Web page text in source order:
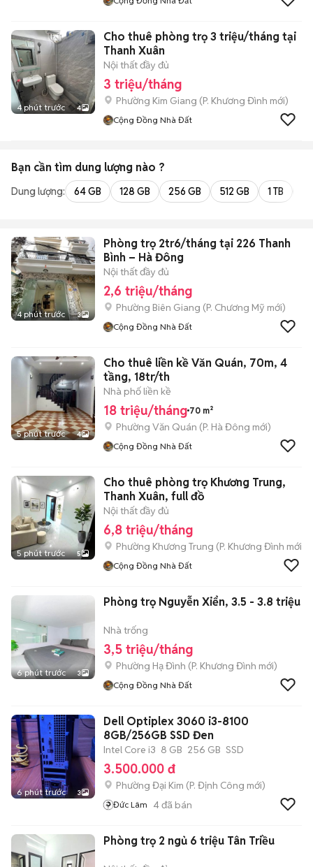
4 phút trước 4
Cho thuê phòng trọ 3 triệu/tháng tại
Thanh Xuân
Nội thất đầy đủ
3 triệu/tháng
Phường Kim Giang (P. Khương Đình mới)
Cộng Đồng Nhà Đất
Bạn cần tìm dung lượng nào ?
Dung lượng: 64 GB 128 GB 256 GB 512 GB 1 TB
4 phút trước 3
Phòng trọ 2tr6/tháng tại 226 Thanh
Bình – Hà Đông
Nội thất đầy đủ
2,6 triệu/tháng
Phường Biên Giang (P. Chương Mỹ mới)
Cộng Đồng Nhà Đất
5 phút trước 4
Cho thuê liền kề Văn Quán, 70m, 4
tầng, 18tr/th
Nhà phố liền kề
18 triệu/tháng 70 m²
Phường Văn Quán (P. Hà Đông mới)
Cộng Đồng Nhà Đất
5 phút trước 5
Cho thuê phòng trọ Khương Trung,
Thanh Xuân, full đồ
Nội thất đầy đủ
6,8 triệu/tháng
Phường Khương Trung (P. Khương Đình mới)
Cộng Đồng Nhà Đất
6 phút trước 3
Phòng trọ Nguyễn Xiển, 3.5 - 3.8 triệu
Nhà trống
3,5 triệu/tháng
Phường Hạ Đình (P. Khương Đình mới)
Cộng Đồng Nhà Đất
6 phút trước 3
Dell Optiplex 3060 i3-8100
8GB/256GB SSD Đen
Intel Core i3 8 GB 256 GB SSD
3.500.000 đ
Phường Đại Kim (P. Định Công mới)
Đức Lâm 4đã bán
Phòng trọ 2 ngủ 6 triệu Tân Triều